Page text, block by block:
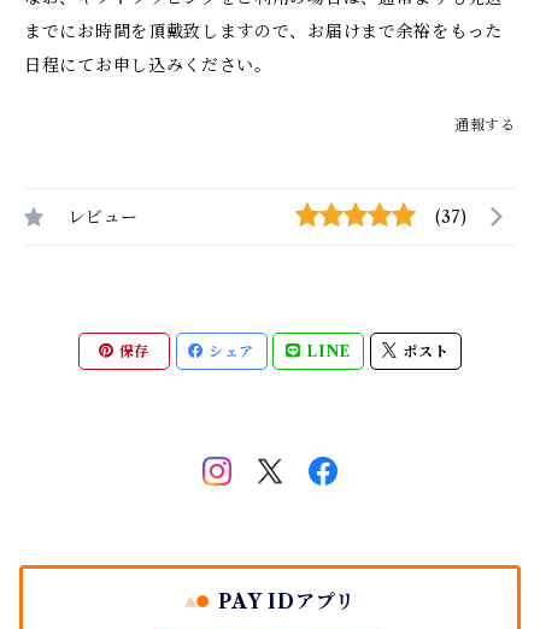
までにお時間を頂戴致しますので、お届けまで余裕をもった
日程にてお申し込みください。
通報する
レビュー (37)
保存 シェア LINE ポスト
PAY IDアプリ